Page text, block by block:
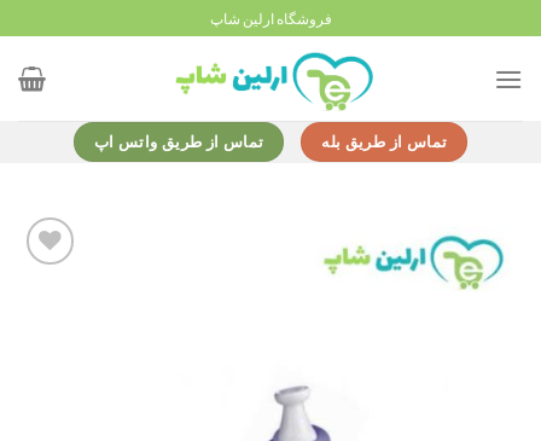
to
content
فروشگاه ارلین شاپ
تماس از طریق بله تماس از طریق واتس اپ